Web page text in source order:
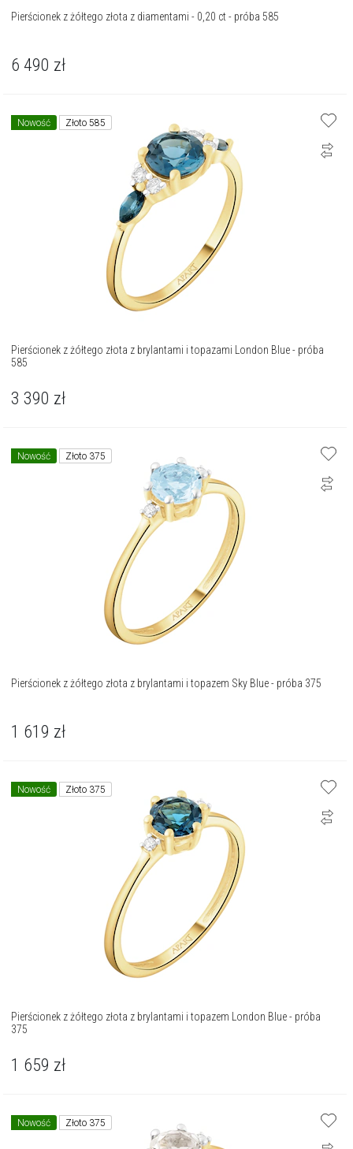
Pierścionek z żółtego złota z diamentami - 0,20 ct - próba 585
6 490 zł
Nowość Złoto 585
Pierścionek z żółtego złota z brylantami i topazami London Blue - próba
585
3 390 zł
Nowość Złoto 375
Pierścionek z żółtego złota z brylantami i topazem Sky Blue - próba 375
1 619 zł
Nowość Złoto 375
Pierścionek z żółtego złota z brylantami i topazem London Blue - próba
375
1 659 zł
Nowość Złoto 375